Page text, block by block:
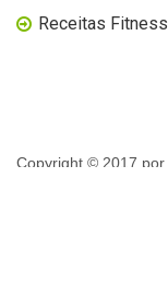
Receitas Fitness
Copyright © 2017 por